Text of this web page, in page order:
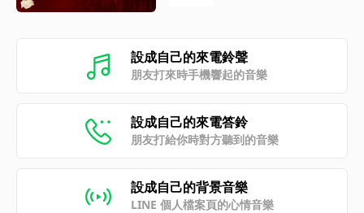
設成自己的來電鈴聲
朋友打來時手機響起的音樂
設成自己的來電答鈴
朋友打給你時對方聽到的音樂
設成自己的背景音樂
LINE 個人檔案頁的心情音樂